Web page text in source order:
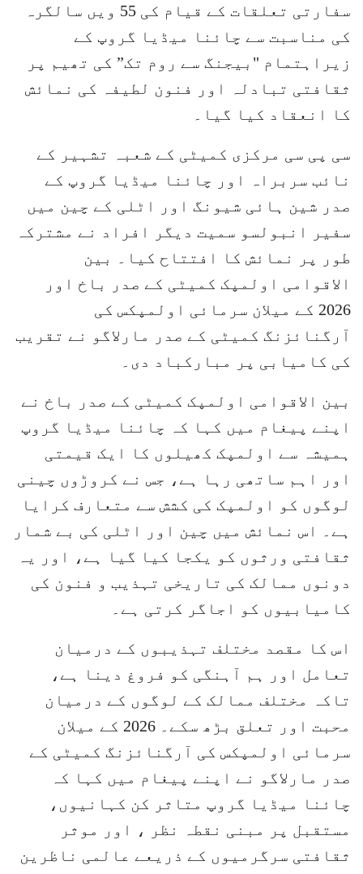
سفارتی تعلقات کے قیام کی 55 ویں سالگرہ
کی مناسبت سے چائنا میڈیا گروپ کے
زیراہتمام "بیجنگ سے روم تک” کی تھیم پر
ثقافتی تبادلہ اور فنون لطیفہ کی نمائش
کا انعقاد کیا گیا۔
سی پی سی مرکزی کمیٹی کے شعبہ تشہیر کے
نائب سربراہ اور چائنا میڈیا گروپ کے
صدر شین ہائی شیونگ اور اٹلی کے چین میں
سفیر انبولسو سمیت دیگر افراد نے مشترکہ
طور پر نمائش کا افتتاح کیا۔ بین
الاقوامی اولمپک کمیٹی کے صدر باخ اور
2026 کے میلان سرمائی اولمپکس کی
آرگنائزنگ کمیٹی کے صدر مارلاگو نے تقریب
کی کامیابی پر مبارکباد دی۔
بین الاقوامی اولمپک کمیٹی کے صدر باخ نے
اپنے پیغام میں کہا کہ چائنا میڈیا گروپ
ہمیشہ سے اولمپک کھیلوں کا ایک قیمتی
اور اہم ساتھی رہا ہے، جس نے کروڑوں چینی
لوگوں کو اولمپک کی کشش سے متعارف کرایا
ہے۔ اس نمائش میں چین اور اٹلی کی بے شمار
ثقافتی ورثوں کو یکجا کیا گیا ہے، اور یہ
دونوں ممالک کی تاریخی تہذیب و فنون کی
کامیابیوں کو اجاگر کرتی ہے۔
اس کا مقصد مختلف تہذیبوں کے درمیان
تعامل اور ہم آہنگی کو فروغ دینا ہے،
تاکہ مختلف ممالک کے لوگوں کے درمیان
محبت اور تعلق بڑھ سکے۔ 2026 کے میلان
سرمائی اولمپکس کی آرگنائزنگ کمیٹی کے
صدر مارلاگو نے اپنے پیغام میں کہا کہ
چائنا میڈیا گروپ متاثر کن کہانیوں،
مستقبل پر مبنی نقطہ نظر ، اور موثر
ثقافتی سرگرمیوں کے ذریعے عالمی ناظرین